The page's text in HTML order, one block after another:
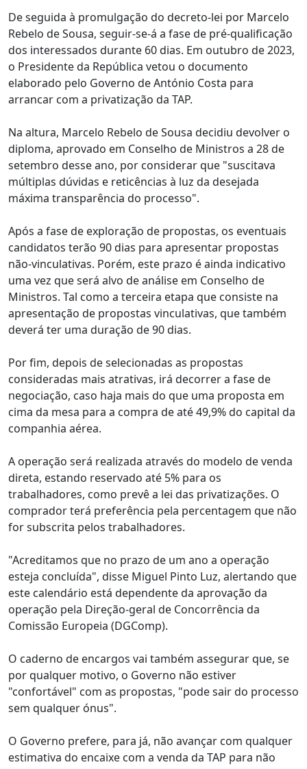
De seguida à promulgação do decreto-lei por Marcelo
Rebelo de Sousa, seguir-se-á a fase de pré-qualificação
dos interessados durante 60 dias. Em outubro de 2023,
o Presidente da República vetou o documento
elaborado pelo Governo de António Costa para
arrancar com a privatização da TAP.
Na altura, Marcelo Rebelo de Sousa decidiu devolver o
diploma, aprovado em Conselho de Ministros a 28 de
setembro desse ano, por considerar que "suscitava
múltiplas dúvidas e reticências à luz da desejada
máxima transparência do processo".
Após a fase de exploração de propostas, os eventuais
candidatos terão 90 dias para apresentar propostas
não-vinculativas. Porém, este prazo é ainda indicativo
uma vez que será alvo de análise em Conselho de
Ministros. Tal como a terceira etapa que consiste na
apresentação de propostas vinculativas, que também
deverá ter uma duração de 90 dias.
Por fim, depois de selecionadas as propostas
consideradas mais atrativas, irá decorrer a fase de
negociação, caso haja mais do que uma proposta em
cima da mesa para a compra de até 49,9% do capital da
companhia aérea.
A operação será realizada através do modelo de venda
direta, estando reservado até 5% para os
trabalhadores, como prevê a lei das privatizações. O
comprador terá preferência pela percentagem que não
for subscrita pelos trabalhadores.
"Acreditamos que no prazo de um ano a operação
esteja concluída", disse Miguel Pinto Luz, alertando que
este calendário está dependente da aprovação da
operação pela Direção-geral de Concorrência da
Comissão Europeia (DGComp).
O caderno de encargos vai também assegurar que, se
por qualquer motivo, o Governo não estiver
"confortável" com as propostas, "pode sair do processo
sem qualquer ónus".
O Governo prefere, para já, não avançar com qualquer
estimativa do encaixe com a venda da TAP para não